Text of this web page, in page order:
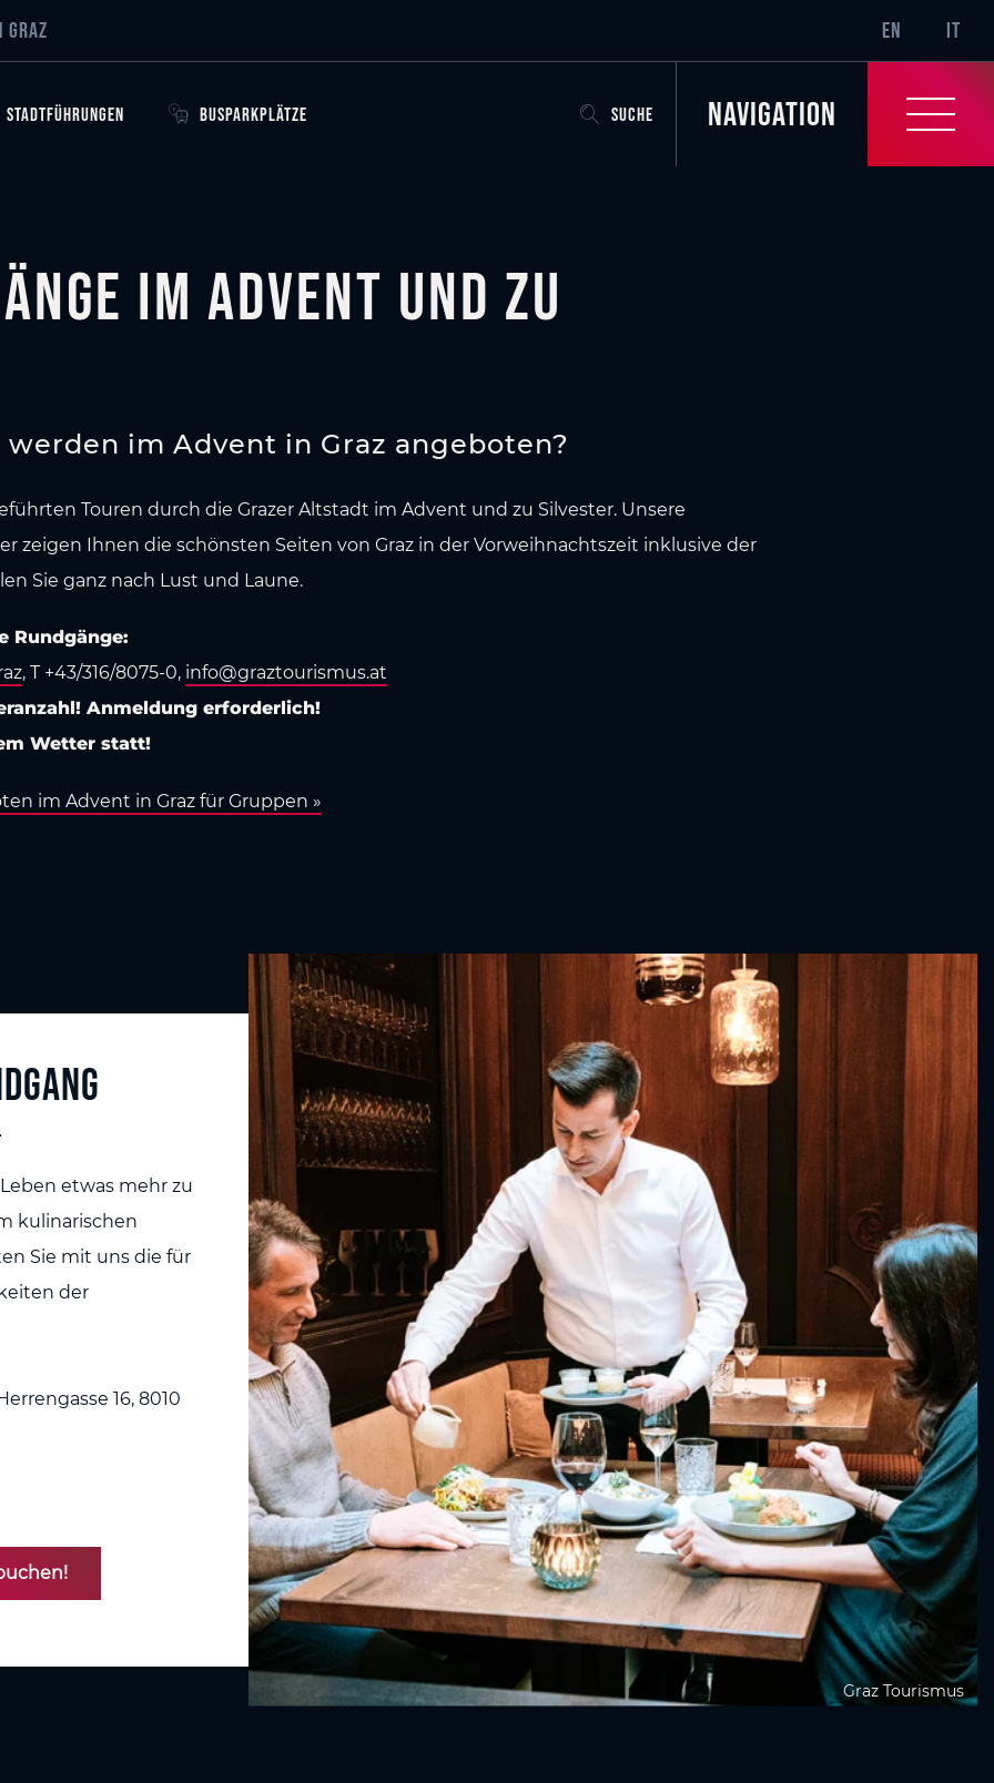
GRAZ SR-
EN IT
STADTFÜHRUNGEN BUSPARKPLÄTZE SUCHE Navigation
im Advent und zu
im Advent in Graz angeboten?
Touren durch die Grazer Altstadt im Advent und zu Silvester. Unsere
zeigen Ihnen die schönsten Seiten von Graz in der Vorweihnachtszeit inklusive der
Sie ganz nach Lust und Laune.
Rundgänge:
, T +43/316/8075-0, info@graztourismus.at
Anmeldung erforderlich!
Wetter statt!
im Advent in Graz für Gruppen »
Graz Tourismus
etwas mehr zu
kulinarischen
Sie mit uns die für
der
16, 8010